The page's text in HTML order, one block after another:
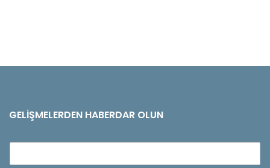
GELIŞMELERDEN HABERDAR OLUN